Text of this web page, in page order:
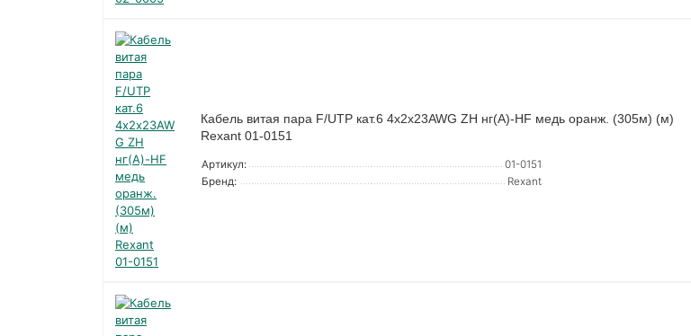
Кабель витая пара F/UTP кат.6 4х2х23AWG ZH нг(А)-HF медь оранж. (305м) (м)
Rexant 01-0151
Артикул:
01-0151
Бренд:
Rexant